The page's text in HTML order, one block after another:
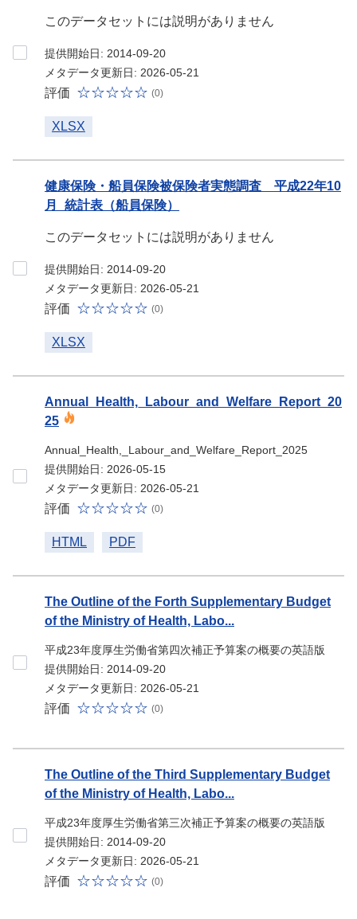
このデータセットには説明がありません
提供開始日: 2014-09-20
メタデータ更新日: 2026-05-21
評価 (0)
XLSX
健康保険・船員保険被保険者実態調査 平成22年10
月_統計表（船員保険）
このデータセットには説明がありません
提供開始日: 2014-09-20
メタデータ更新日: 2026-05-21
評価 (0)
XLSX
Annual_Health,_Labour_and_Welfare_Report_20
25
Annual_Health,_Labour_and_Welfare_Report_2025
提供開始日: 2026-05-15
メタデータ更新日: 2026-05-21
評価 (0)
HTML PDF
The Outline of the Forth Supplementary Budget
of the Ministry of Health, Labo...
平成23年度厚生労働省第四次補正予算案の概要の英語版
提供開始日: 2014-09-20
メタデータ更新日: 2026-05-21
評価 (0)
The Outline of the Third Supplementary Budget
of the Ministry of Health, Labo...
平成23年度厚生労働省第三次補正予算案の概要の英語版
提供開始日: 2014-09-20
メタデータ更新日: 2026-05-21
評価 (0)